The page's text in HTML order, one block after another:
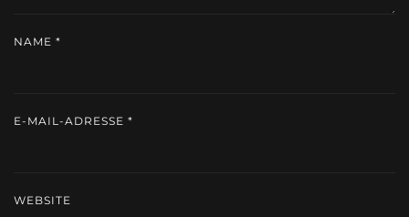
NAME *
E-MAIL-ADRESSE *
WEBSITE